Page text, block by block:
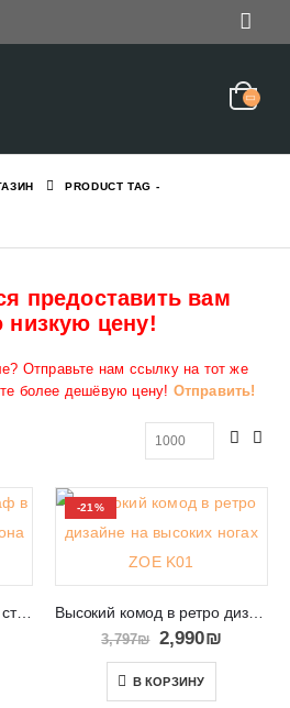
PRODUCT TAG -
предоставить вам
низкую цену!
Отправьте нам ссылку на тот же
более дешёвую цену! Отправить!
Высокая витрина шкаф в стиле Пикассо для салона VISTE V02
-21%
Высокий комод в ретро дизайне на высоких ногах ZOE K01
3,797₪ 2,990₪
В КОРЗИНУ